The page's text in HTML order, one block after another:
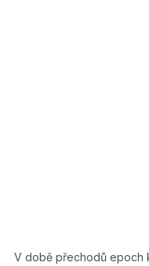
V době přechodů epoch